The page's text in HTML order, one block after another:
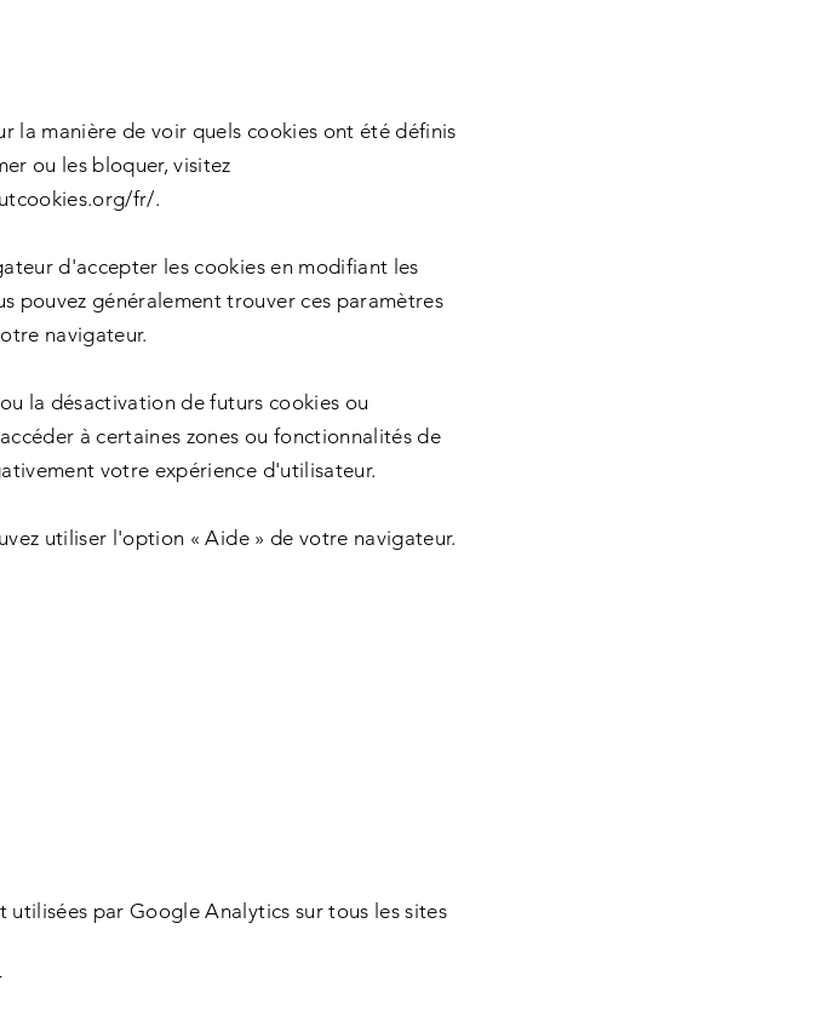
la manière de voir quels cookies ont été définis
ou les bloquer, visitez
fr/.
d'accepter les cookies en modifiant les
pouvez généralement trouver ces paramètres
navigateur.
la désactivation de futurs cookies ou
à certaines zones ou fonctionnalités de
votre expérience d'utilisateur.
utiliser l'option « Aide » de votre navigateur.
par Google Analytics sur tous les sites